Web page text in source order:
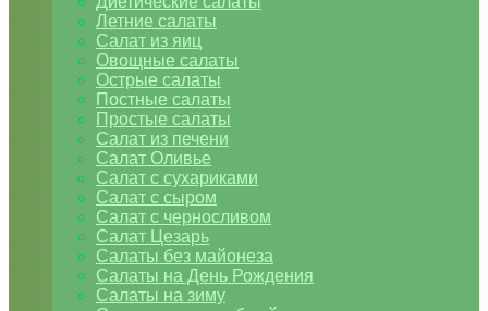
Летние салаты
Салат из яиц
Овощные салаты
Острые салаты
Постные салаты
Простые салаты
Салат из печени
Салат Оливье
Салат с сухариками
Салат с сыром
Салат с черносливом
Салат Цезарь
Салаты без майонеза
Салаты на День Рождения
Салаты на зиму